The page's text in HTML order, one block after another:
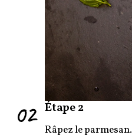
02 Étape 2
Râpez le parmesan.